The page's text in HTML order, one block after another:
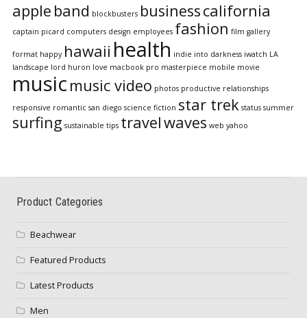
apple band blockbusters businesscalifornia
captain picard computers design employees fashion film gallery
format happy hawaii health indie into darkness iwatch LA
landscape lord huron love macbook pro masterpiece mobile movie
music music video photos productive relationships
responsive romantic san diego science fiction star trek status summer
surfing sustainable tips travelwaves web yahoo
Product Categories
Beachwear
Featured Products
Latest Products
Men